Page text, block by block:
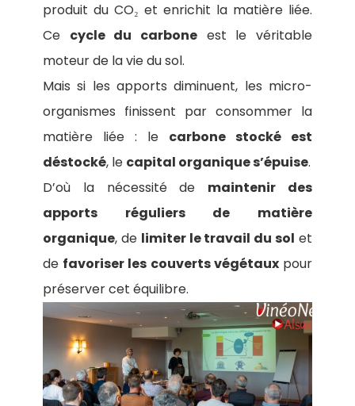
produit du CO₂ et enrichit la matière liée.
Ce cycle du carbone est le véritable
moteur de la vie du sol.
Mais si les apports diminuent, les micro-
organismes finissent par consommer la
matière liée : le carbone stocké est
déstocké, le capital organique s’épuise.
D’où la nécessité de maintenir des
apports réguliers de matière
organique, de limiter le travail du sol et
de favoriser les couverts végétauxpour
préserver cet équilibre.